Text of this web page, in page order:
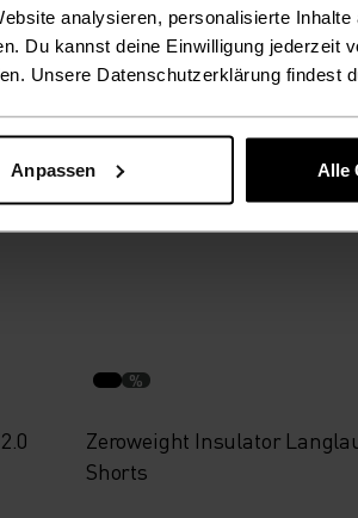
analysieren, personalisierte Inhalte
Du kannst deine Einwilligung jederzeit
Unsere Datenschutzerklärung findest
Anpassen Alle
% % %
%
Zeroweight Insulator
Shorts